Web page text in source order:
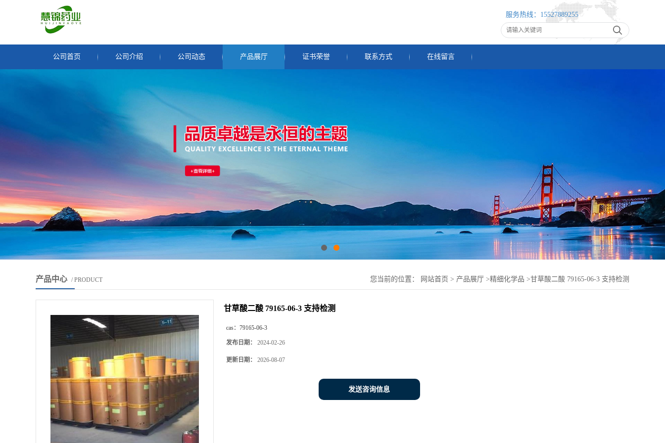
服务热线： 15527889255
公司首页 公司介绍 公司动态 产品展厅 证书荣誉 联系方式 在线留言
产品中心 / PRODUCT 您当前的位置： 网站首页 > 产品展厅 >精细化学品 >甘草酸二酸 79165-06-3 支持检测
甘草酸二酸 79165-06-3 支持检测
cas： 79165-06-3
发布日期： 2024-02-26
更新日期： 2026-08-07
发送咨询信息